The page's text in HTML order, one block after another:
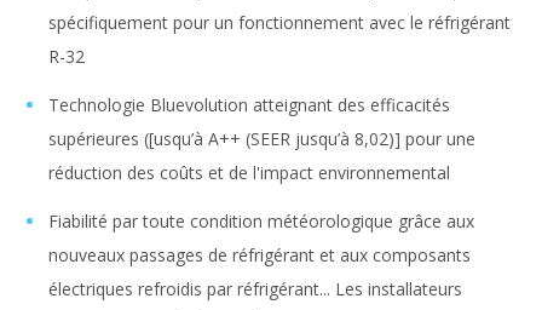
spécifiquement pour un fonctionnement avec le réfrigérant
R-32
Technologie Bluevolution atteignant des efficacités
supérieures ([usqu’à A++ (SEER jusqu’à 8,02)] pour une
réduction des coûts et de l'impact environnemental
Fiabilité par toute condition météorologique grâce aux
nouveaux passages de réfrigérant et aux composants
électriques refroidis par réfrigérant... Les installateurs